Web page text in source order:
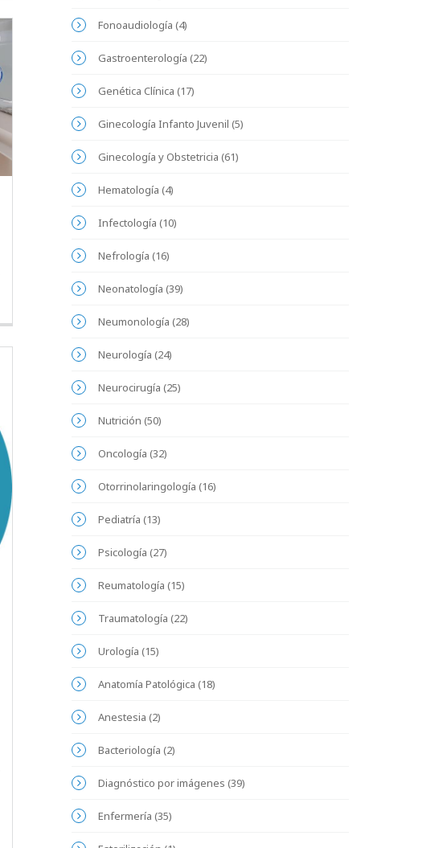
Fonoaudiología (4)
Gastroenterología (22)
Genética Clínica (17)
Ginecología Infanto Juvenil (5)
Ginecología y Obstetricia (61)
Hematología (4)
Infectología (10)
Nefrología (16)
Neonatología (39)
Neumonología (28)
Neurología (24)
Neurocirugía (25)
Nutrición (50)
Oncología (32)
Otorrinolaringología (16)
Pediatría (13)
Psicología (27)
Reumatología (15)
Traumatología (22)
Urología (15)
Anatomía Patológica (18)
Anestesia (2)
Bacteriología (2)
Diagnóstico por imágenes (39)
Enfermería (35)